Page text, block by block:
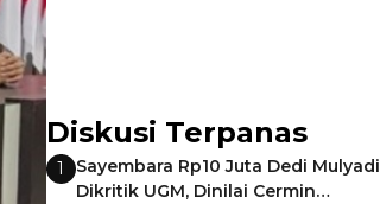
Diskusi Terpanas
1
Sayembara Rp10 Juta Dedi Mulyadi
Dikritik UGM, Dinilai Cermin